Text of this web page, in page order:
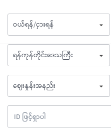
ဝယ်ရန်/ငှားရန်
ရန်ကုန်တိုင်းဒေသကြီး
ဈေးနှုန်းအနည်း